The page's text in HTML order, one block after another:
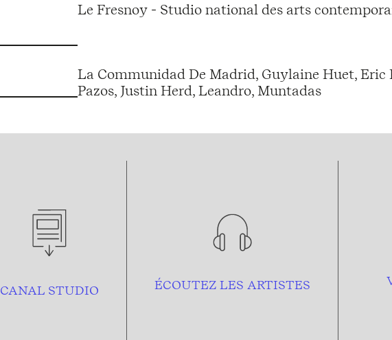
Le Fresnoy - Studio national des arts
La Communidad De Madrid, Guylaine Huet, Eric
Pazos, Justin Herd, Leandro, Muntadas
CANAL STUDIO ÉCOUTEZ LES ARTISTES